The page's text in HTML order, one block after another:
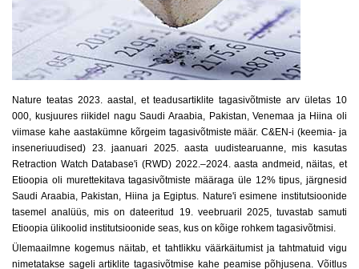
Nature teatas 2023. aastal, et teadusartiklite tagasivõtmiste arv ületas 10
000, kusjuures riikidel nagu Saudi Araabia, Pakistan, Venemaa ja Hiina oli
viimase kahe aastakümne kõrgeim tagasivõtmiste määr. C&EN-i (keemia- ja
inseneriuudised) 23. jaanuari 2025. aasta uudistearuanne, mis kasutas
Retraction Watch Database'i (RWD) 2022.–2024. aasta andmeid, näitas, et
Etioopia oli murettekitava tagasivõtmiste määraga üle 12% tipus, järgnesid
Saudi Araabia, Pakistan, Hiina ja Egiptus. Nature'i esimene institutsioonide
tasemel analüüs, mis on dateeritud 19. veebruaril 2025, tuvastab samuti
Etioopia ülikoolid institutsioonide seas, kus on kõige rohkem tagasivõtmisi.
Ülemaailmne kogemus näitab, et tahtlikku väärkäitumist ja tahtmatuid vigu
nimetatakse sageli artiklite tagasivõtmise kahe peamise põhjusena. Võitlus